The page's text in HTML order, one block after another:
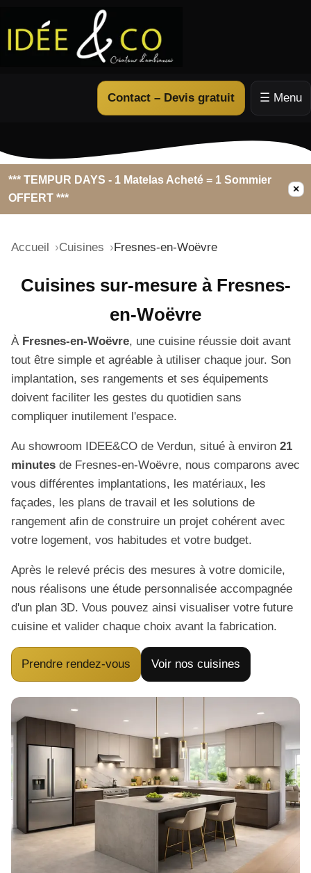
Contact – Devis gratuit ☰ Menu
*** TEMPUR DAYS - 1 Matelas Acheté = 1 Sommier
OFFERT ***
×
Accueil Cuisines Fresnes-en-Woëvre
Cuisines sur-mesure à Fresnes-
en-Woëvre
À Fresnes-en-Woëvre, une cuisine réussie doit avant
tout être simple et agréable à utiliser chaque jour. Son
implantation, ses rangements et ses équipements
doivent faciliter les gestes du quotidien sans
compliquer inutilement l'espace.
Au showroom IDEE&CO de Verdun, situé à environ 21
minutes de Fresnes-en-Woëvre, nous comparons avec
vous différentes implantations, les matériaux, les
façades, les plans de travail et les solutions de
rangement afin de construire un projet cohérent avec
votre logement, vos habitudes et votre budget.
Après le relevé précis des mesures à votre domicile,
nous réalisons une étude personnalisée accompagnée
d'un plan 3D. Vous pouvez ainsi visualiser votre future
cuisine et valider chaque choix avant la fabrication.
Prendre rendez-vous Voir nos cuisines